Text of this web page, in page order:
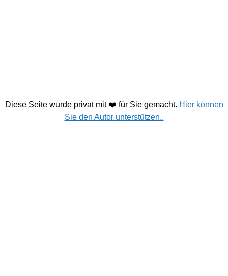
Diese Seite wurde privat mit ❤️ für Sie gemacht. Hier können
Sie den Autor unterstützen..